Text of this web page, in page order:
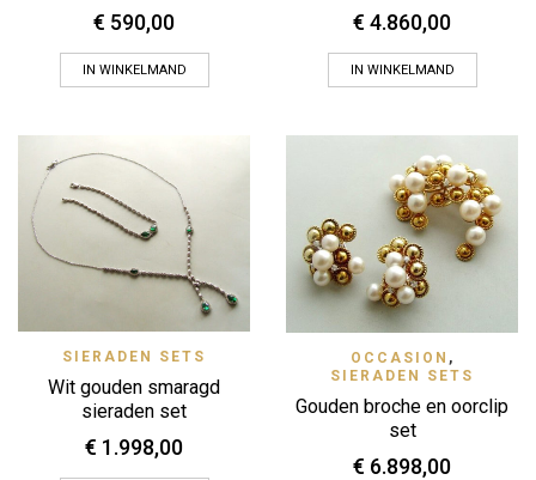
€ 590,00
IN WINKELMAND
€ 4.860,00
IN WINKELMAND
SIERADEN SETS
Wit gouden smaragd
sieraden set
€ 1.998,00
OCCASION ,
SIERADEN SETS
Gouden broche en oorclip
set
€ 6.898,00